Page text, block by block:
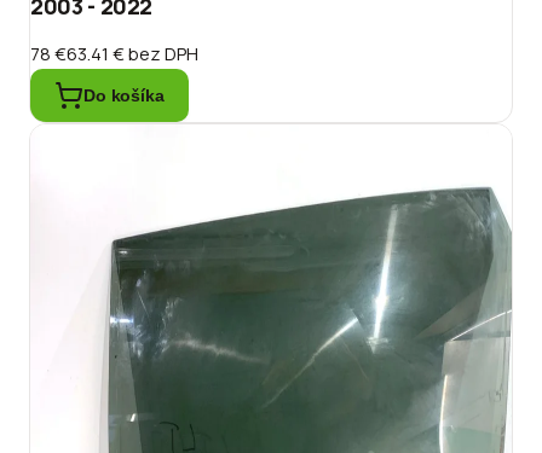
2003 - 2022
78 €63.41 €bez DPH
Do košíka